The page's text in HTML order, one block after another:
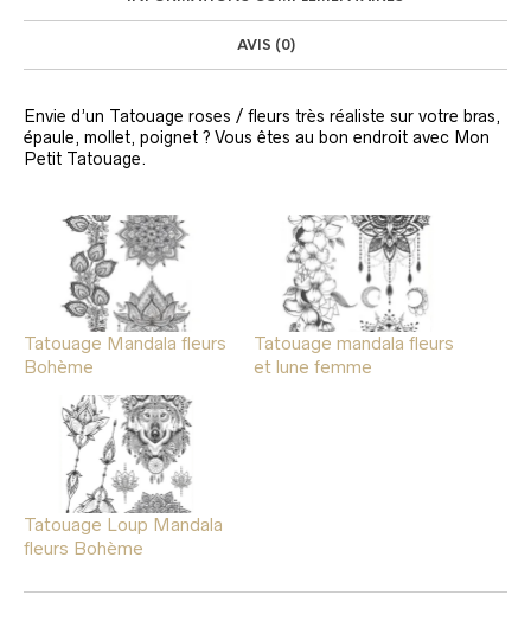
AVIS (0)
Envie d’un Tatouage roses / fleurs très réaliste sur votre bras,
épaule, mollet, poignet ? Vous êtes au bon endroit avec Mon
Petit Tatouage.
Tatouage Mandala fleurs
Bohème
Tatouage mandala fleurs
et lune femme
Tatouage Loup Mandala
fleurs Bohème